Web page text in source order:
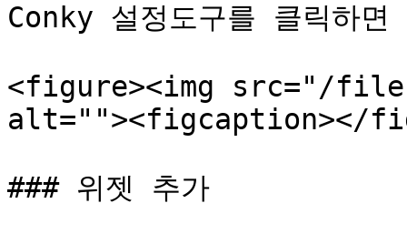
Conky 설정도구를 클릭하
<figure><img src="/files/
alt=""><figcaption></
### 위젯 추가